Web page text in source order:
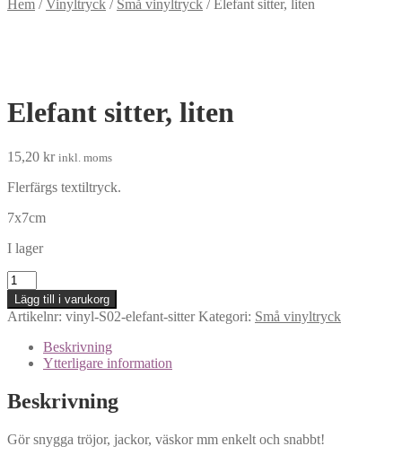
Hem / Vinyltryck / Små vinyltryck / Elefant sitter, liten
Elefant sitter, liten
15,20 kr inkl. moms
Flerfärgs textiltryck.
7x7cm
I lager
Elefant
sitter,
liten
mängd
Lägg till i varukorg
Artikelnr: vinyl-S02-elefant-sitter Kategori: Små vinyltryck
Beskrivning
Ytterligare information
Beskrivning
Gör snygga tröjor, jackor, väskor mm enkelt och snabbt!